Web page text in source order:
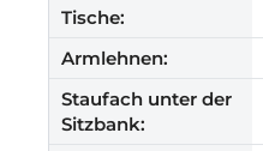
Tische:
Armlehnen:
Staufach unter der
Sitzbank: